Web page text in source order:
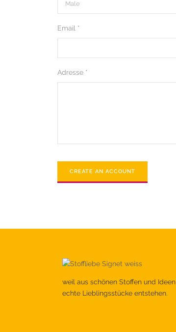
Email *
Adresse *
weil aus schönen Stoffen und Ideen
echte Lieblingsstücke entstehen.